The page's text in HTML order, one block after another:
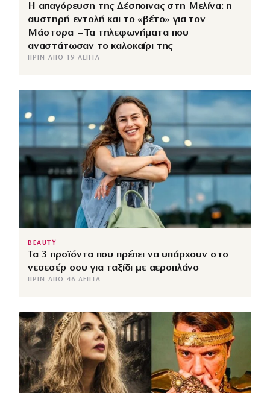
Η απαγόρευση της Δέσποινας στη Μελίνα: η
αυστηρή εντολή και το «βέτο» για τον
Μάστορα – Τα τηλεφωνήματα που
αναστάτωσαν το καλοκαίρι της
ΠΡΙΝ ΑΠΌ 19 ΛΕΠΤΆ
BEAUTY
Τα 3 προϊόντα που πρέπει να υπάρχουν στο
νεσεσέρ σου για ταξίδι με αεροπλάνο
ΠΡΙΝ ΑΠΌ 46 ΛΕΠΤΆ